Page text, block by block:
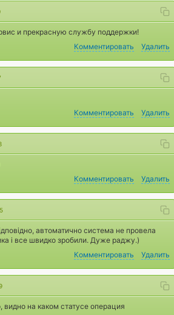
и прекрасную службу поддержки!
Комментировать Удалить
Комментировать Удалить
Комментировать Удалить
автоматично система не провела
і все швидко зробили. Дуже раджу.)
Комментировать Удалить
на каком статусе операция